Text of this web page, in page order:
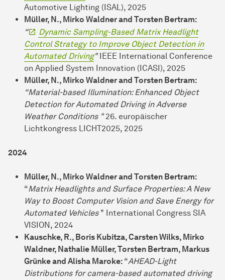
Automotive Lighting (ISAL), 2025
Müller, N., Mirko Waldner and Torsten Bertram:
“
Dynamic Sampling-Based Matrix Headlight
Control Strategy to Improve Object Detection in
Automated Driving"IEEE International Conference
on Applied System Innovation (ICASI), 2025
Müller, N., Mirko Waldner and Torsten Bertram:
“Material-based Illumination: Enhanced Object
Detection for Automated Driving in Adverse
Weather Conditions "26. europäischer
Lichtkongress LICHT2025, 2025
2024
Müller, N., Mirko Waldner and Torsten Bertram:
“Matrix Headlights and Surface Properties: A New
Way to Boost Computer Vision and Save Energy for
Automated Vehicles" International Congress SIA
VISION, 2024
Kauschke, R., Boris Kubitza, Carsten Wilks, Mirko
Waldner, Nathalie Müller, Torsten Bertram, Markus
Grünke and Alisha Maroke: “AHEAD-Light
Distributions for camera-based automated driving